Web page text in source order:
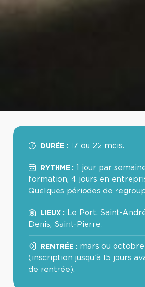
DURÉE : 17 ou 22 mois.
RYTHME : 1 jour par
formation, 4 jours en
Quelques périodes de
LIEUX : Le Port, Saint-
Denis, Saint-Pierre.
RENTRÉE : mars ou octobre
(inscription jusqu'à 15 jours
de rentrée).